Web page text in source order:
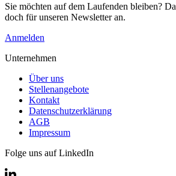
Sie möchten auf dem Laufenden bleiben?
doch für unseren Newsletter an.
Anmelden
Unternehmen
Über uns
Stellenangebote
Kontakt
Datenschutzerklärung
AGB
Impressum
Folge uns auf LinkedIn